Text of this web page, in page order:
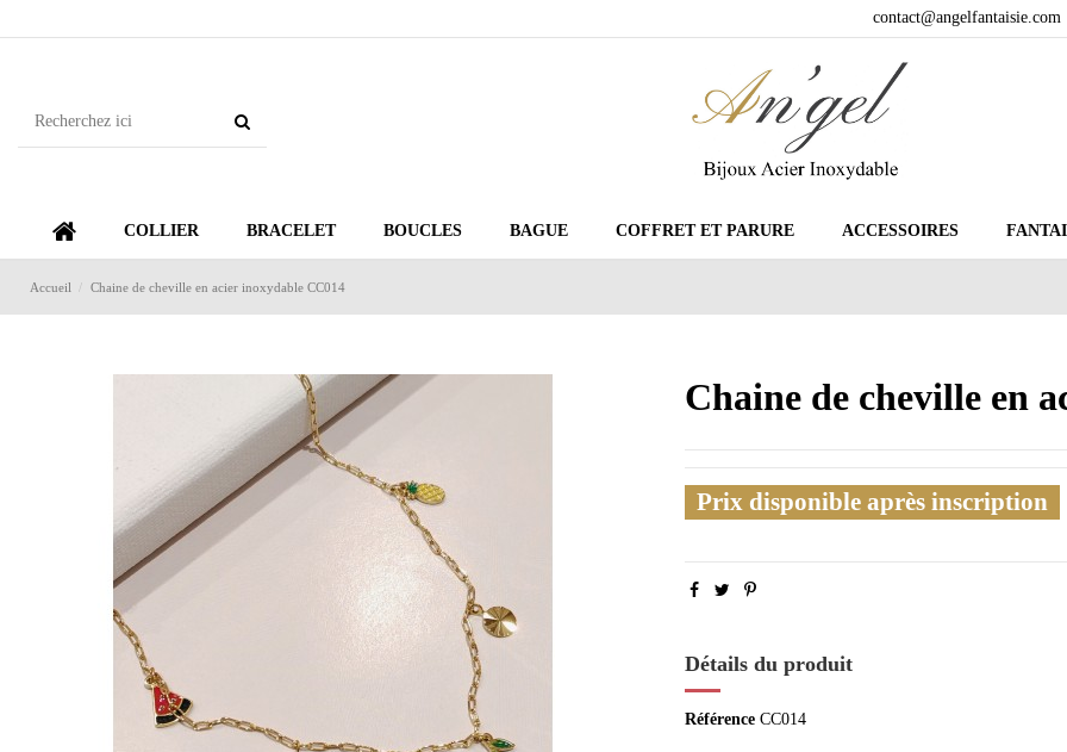
contact@angelfantaisie.com
COLLIER BRACELET BOUCLES BAGUE COFFRET ET PARURE ACCESSOIRES
Accueil Chaine de cheville en acier inoxydable CC014
Chaine de cheville en
Prix disponible après inscription
Détails du produit
Référence CC014